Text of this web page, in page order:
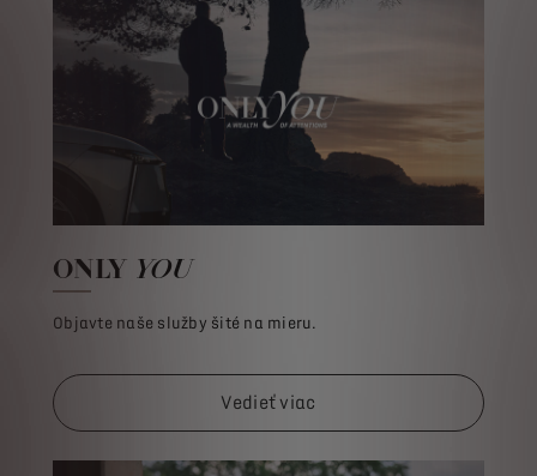
ONLY YOU
Objavte naše služby šité na mieru.
Vedieť viac